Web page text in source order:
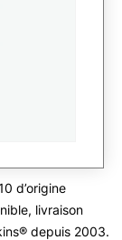
d’origine
livraison
depuis 2003.